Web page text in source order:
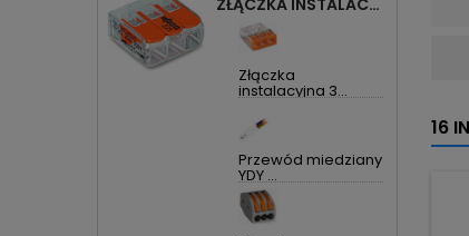
ZŁĄCZKA INSTALACYJNA 3X UNIWERSALNA COMPACT 221-413 WAGO
Złączka
instalacyjna 3...
Przewód miedziany
YDY ...
16